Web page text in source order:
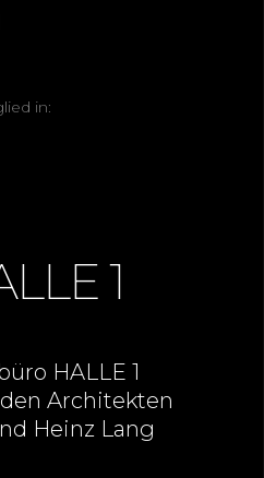
in:
1
HALLE 1
Architekten
Heinz Lang